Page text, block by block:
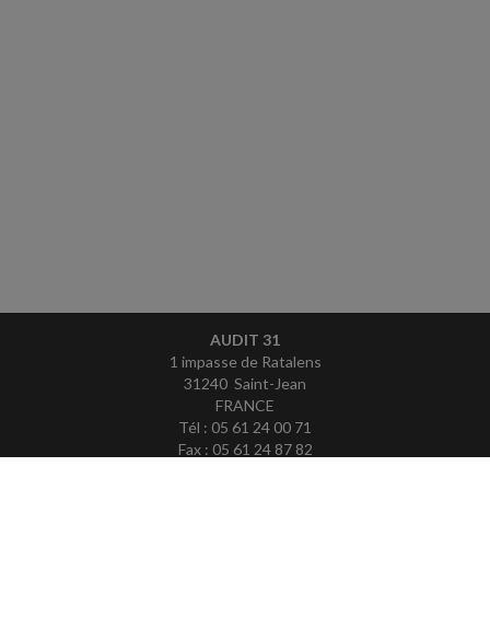
AUDIT 31
1 impasse de Ratalens
31240 Saint-Jean
FRANCE
Tél : 05 61 24 00 71
Fax : 05 61 24 87 82